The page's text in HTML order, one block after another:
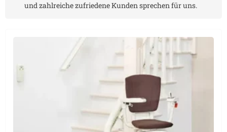
und zahlreiche zufriedene Kunden sprechen für uns.